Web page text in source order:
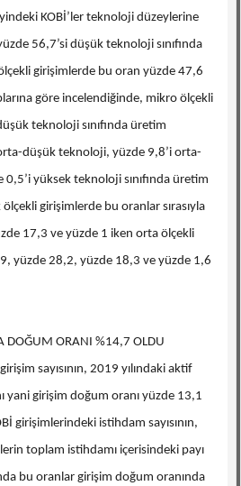
KOBİ’ler teknoloji düzeylerine
56,7’si düşük teknoloji sınıfında
girişimlerde bu oran yüzde 47,6
göre incelendiğinde, mikro ölçekli
teknoloji sınıfında üretim
düşük teknoloji, yüzde 9,8’i orta-
yüksek teknoloji sınıfında üretim
ölçekli girişimlerde bu oranlar sırasıyla
17,3 ve yüzde 1 iken orta ölçekli
yüzde 28,2, yüzde 18,3 ve yüzde 1,6
DOĞUM ORANI %14,7 OLDU
sayısının, 2019 yılındaki aktif
yani girişim doğum oranı yüzde 13,1
girişimlerindeki istihdam sayısının,
toplam istihdamı içerisindeki payı
bu oranlar girişim doğum oranında